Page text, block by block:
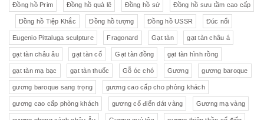
Đồng hồ Prim Đồng hồ quả lê Đồng hồ sứ Đồng hồ sưu tầm cao cấp
Đồng hồ Tiệp Khắc Đồng hồ tượng Đồng hồ USSR Đúc nổi
Eugenio Pittaluga sculpture Fragonard Gạt tàn gạt tàn châu á
gạt tàn châu âu gạt tàn cổ Gạt tàn đồng gạt tàn hình rồng
gạt tàn mạ bạc gạt tàn thuốc Gỗ óc chó Gương gương baroque
gương baroque sang trọng gương cao cấp cho phòng khách
gương cao cấp phòng khách gương cổ điển dát vàng Gương mạ vàng